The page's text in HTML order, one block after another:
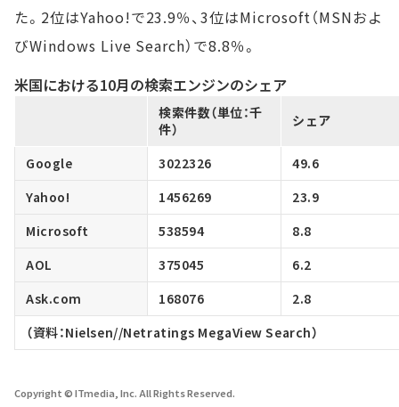
た。2位はYahoo!で23.9％、3位はMicrosoft（MSNおよ
びWindows Live Search）で8.8％。
米国における10月の検索エンジンのシェア
検索件数（単位：千
件）
シェア
Google 3022326
49.6
Yahoo!
1456269
23.9
Microsoft
538594
8.8
AOL
375045
6.2
Ask.com
168076
2.8
（資料：Nielsen//Netratings MegaView Search）
Copyright © ITmedia, Inc. All Rights Reserved.